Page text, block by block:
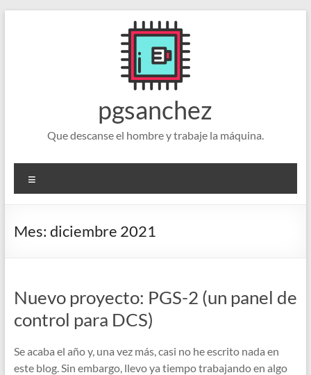
pgsanchez
Que descanse el hombre y trabaje la máquina.
Mes: diciembre 2021
Nuevo proyecto: PGS-2 (un panel de
control para DCS)
Se acaba el año y, una vez más, casi no he escrito nada en
este blog. Sin embargo, llevo ya tiempo trabajando en algo